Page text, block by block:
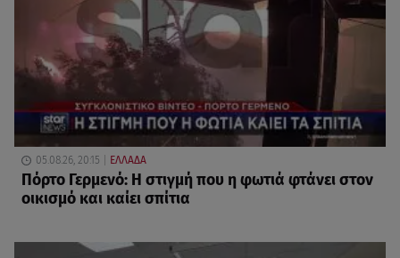
05.08.26, 20:15 ΕΛΛΑΔΑ
Πόρτο Γερμενό: Η στιγμή που η φωτιά φτάνει στον
οικισμό και καίει σπίτια